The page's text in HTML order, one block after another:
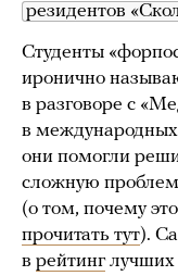
резидентов
Студенты
иронично
в разговоре с
в
они помогли
сложную
(о том, почему
прочитать тут).
в рейтинглучших